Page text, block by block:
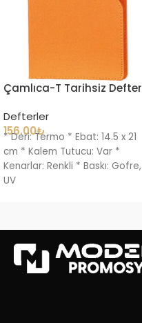
Çamlıca-T Tarihsiz Defter
Defterler
156.00₺
* Deri: Termo * Ebat: 14.5 x 21
cm * Kalem Tutucu: Var *
Kenarlar: Renkli * Baskı: Gofre,
UV